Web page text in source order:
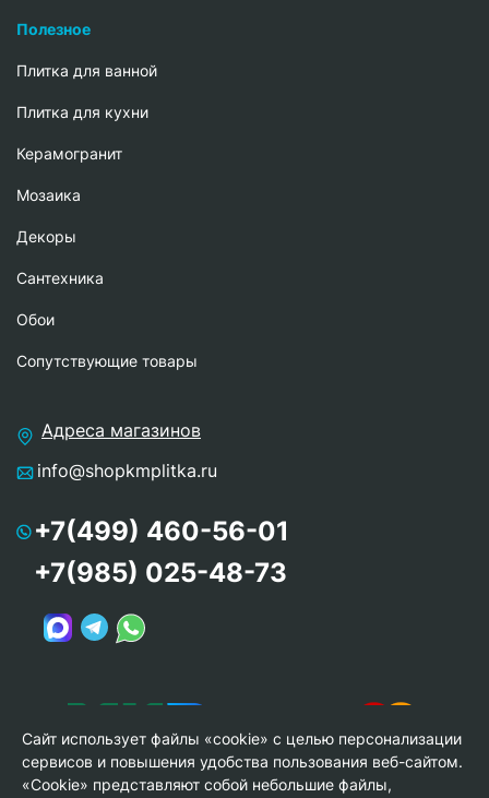
Полезное
Плитка для ванной
Плитка для кухни
Керамогранит
Мозаика
Декоры
Сантехника
Обои
Сопутствующие товары
Адреса магазинов
info@shopkmplitka.ru
+7(499) 460-56-01
+7(985) 025-48-73
Сайт использует файлы «cookie» с целью персонализации
сервисов и повышения удобства пользования веб-сайтом.
«Cookie» представляют собой небольшие файлы,